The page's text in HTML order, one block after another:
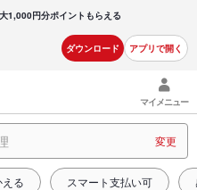
1,000円分ポイントもらえる
ダウンロード アプリで開く
マイメニュー
変更
る スマート支払い可